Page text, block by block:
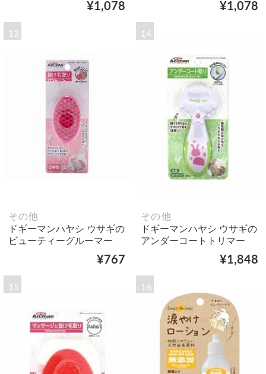
¥1,078 ¥1,078
13
その他
ドギーマンハヤシ ウサギの
ビューティーグルーマー
¥767
14
その他
ドギーマンハヤシ ウサギの
アンダーコートトリマー
¥1,848
15 16